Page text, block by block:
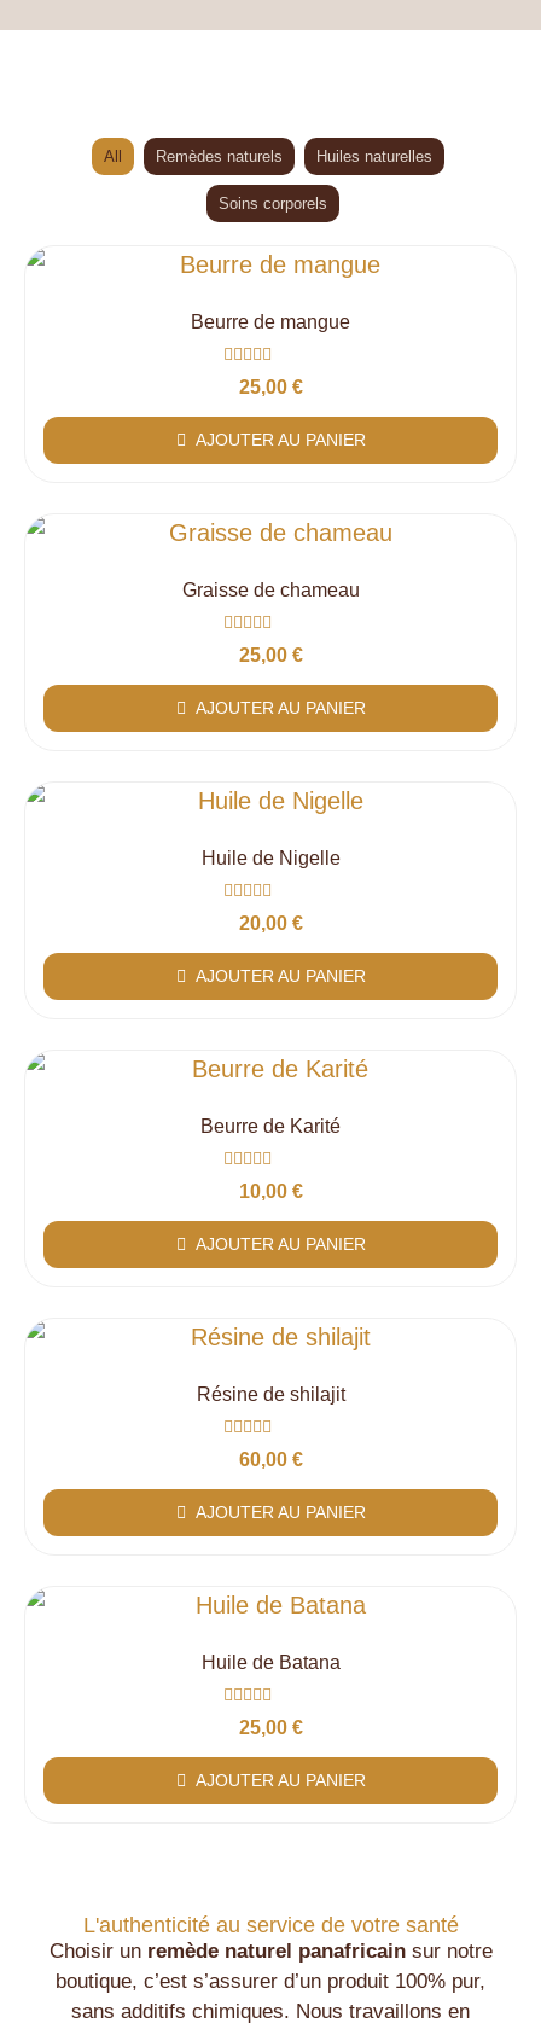
All Remèdes naturels Huiles naturelles
Soins corporels
Beurre de mangue
Note
sur
5
25,00 €
AJOUTER AU PANIER
Graisse de chameau
Note
sur
5
25,00 €
AJOUTER AU PANIER
Huile de Nigelle
Note
sur
5
20,00 €
AJOUTER AU PANIER
Beurre de Karité
Note
sur
5
10,00 €
AJOUTER AU PANIER
Résine de shilajit
Note
sur
5
60,00 €
AJOUTER AU PANIER
Huile de Batana
Note
sur
5
25,00 €
AJOUTER AU PANIER
L'authenticité au service de votre santé
Choisir un remède naturel panafricainsur notre
boutique, c’est s’assurer d’un produit 100% pur,
sans additifs chimiques. Nous travaillons en